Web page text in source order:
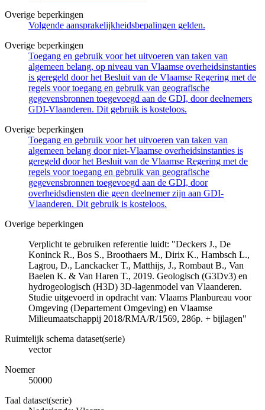
Overige beperkingen
Volgende aansprakelijkheidsbepalingen gelden.
Overige beperkingen
Toegang en gebruik voor het uitvoeren van taken van
algemeen belang, op niveau van Vlaamse overheidsinstanties
is geregeld door het Besluit van de Vlaamse Regering met de
regels voor toegang en gebruik van geografische
gegevensbronnen toegevoegd aan de GDI, door deelnemers
GDI-Vlaanderen. Dit gebruik is kosteloos.
Overige beperkingen
Toegang en gebruik voor het uitvoeren van taken van
algemeen belang door niet-Vlaamse overheidsinstanties is
geregeld door het Besluit van de Vlaamse Regering met de
regels voor toegang en gebruik van geografische
gegevensbronnen toegevoegd aan de GDI, door
overheidsdiensten die geen deelnemer zijn aan GDI-
Vlaanderen. Dit gebruik is kosteloos.
Overige beperkingen
Verplicht te gebruiken referentie luidt: "Deckers J., De
Koninck R., Bos S., Broothaers M., Dirix K., Hambsch L.,
Lagrou, D., Lanckacker T., Matthijs, J., Rombaut B., Van
Baelen K. & Van Haren T., 2019. Geologisch (G3Dv3) en
hydrogeologisch (H3D) 3D-lagenmodel van Vlaanderen.
Studie uitgevoerd in opdracht van: Vlaams Planbureau voor
Omgeving (Departement Omgeving) en Vlaamse
Milieumaatschappij 2018/RMA/R/1569, 286p. + bijlagen"
Ruimtelijk schema dataset(serie)
vector
Noemer
50000
Taal dataset(serie)